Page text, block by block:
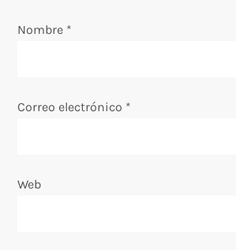
n
r
d
Nombre *
Correo electrónico *
Web